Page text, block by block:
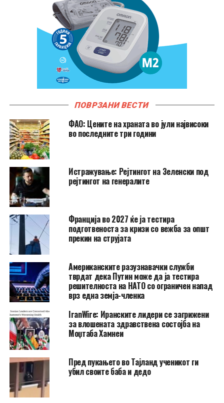
ПОВРЗАНИ ВЕСТИ
ФАО: Цените на храната во јули највисоки
во последните три години
Истражување: Рејтингот на Зеленски под
рејтингот на генералите
Франција во 2027 ќе ја тестира
подготвеноста за кризи со вежба за општ
прекин на струјата
Американските разузнавачки служби
тврдат дека Путин може да ја тестира
решителноста на НАТО со ограничен напад
врз една земја-членка
IranWire: Иранските лидери се загрижени
за влошената здравствена состојба на
Моџтаба Хамнеи
Пред пукањето во Тајланд ученикот ги
убил своите баба и дедо